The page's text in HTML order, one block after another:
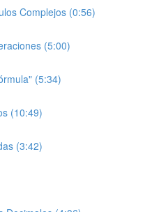
Complejos (0:56)
(5:00)
(5:34)
(10:49)
(3:42)